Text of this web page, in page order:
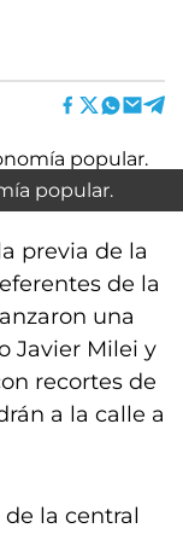
popular.
previa de la
de la
una
Javier Milei y
recortes de
a la calle a
la central